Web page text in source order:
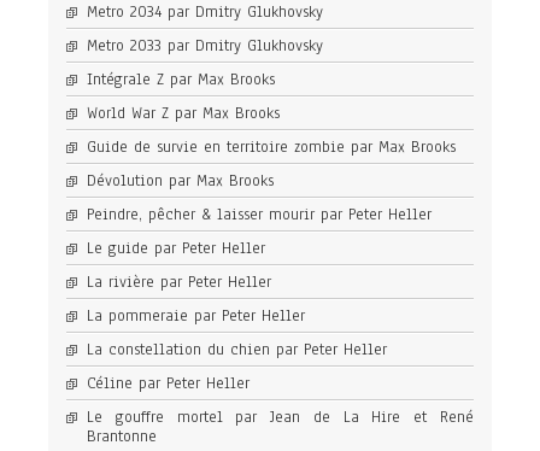
Metro 2034 par Dmitry Glukhovsky
Metro 2033 par Dmitry Glukhovsky
Intégrale Z par Max Brooks
World War Z par Max Brooks
Guide de survie en territoire zombie par Max Brooks
Dévolution par Max Brooks
Peindre, pêcher & laisser mourir par Peter Heller
Le guide par Peter Heller
La rivière par Peter Heller
La pommeraie par Peter Heller
La constellation du chien par Peter Heller
Céline par Peter Heller
Le gouffre mortel par Jean de La Hire et René
Brantonne